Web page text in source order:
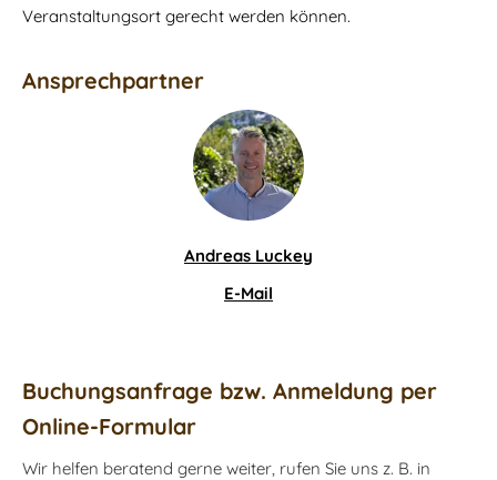
Veranstaltungsort gerecht werden können.
Ansprechpartner
Andreas Luckey
E-Mail
Buchungsanfrage bzw. Anmeldung per
Online-Formular
Wir helfen beratend gerne weiter, rufen Sie uns z. B. in